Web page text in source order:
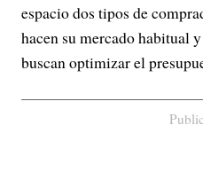
espacio dos tipos de
hacen su mercado habitual
buscan optimizar el